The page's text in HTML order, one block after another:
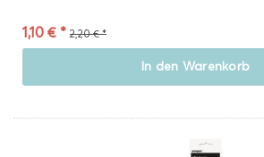
1,10 € * 2,20 € *
In den Warenkorb